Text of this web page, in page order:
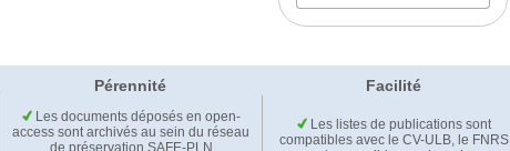
Pérennité Facilité
Les documents déposés en open-
access sont archivés au sein du réseau
Les listes de publications sont
compatibles avec le CV-ULB, le FNRS